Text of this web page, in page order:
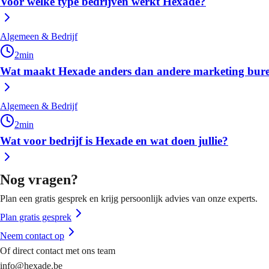
Algemeen & Bedrijf
2min
Wat maakt Hexade anders dan andere marketing
Algemeen & Bedrijf
2min
Wat voor bedrijf is Hexade en wat doen jullie?
Nog vragen?
Plan een gratis gesprek en krijg persoonlijk advies van onze experts.
Plan gratis gesprek
Neem contact op
Of direct contact met ons team
info@hexade.be